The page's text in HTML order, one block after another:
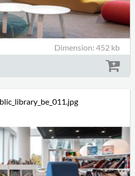
Dimension: 452 kb